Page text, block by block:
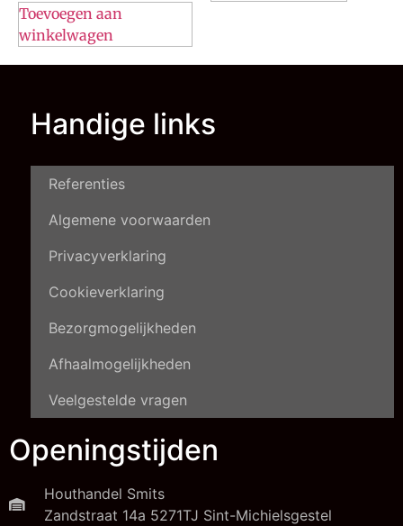
Toevoegen aan
winkelwagen
Handige links
Referenties
Algemene voorwaarden
Privacyverklaring
Cookieverklaring
Bezorgmogelijkheden
Afhaalmogelijkheden
Veelgestelde vragen
Openingstijden
Houthandel Smits
Zandstraat 14a 5271TJ Sint-Michielsgestel